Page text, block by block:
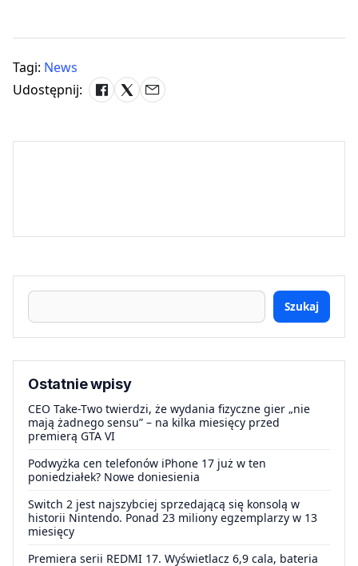
Tagi: News
Udostępnij:
Szukaj
Ostatnie wpisy
CEO Take-Two twierdzi, że wydania fizyczne gier „nie
mają żadnego sensu” – na kilka miesięcy przed
premierą GTA VI
Podwyżka cen telefonów iPhone 17 już w ten
poniedziałek? Nowe doniesienia
Switch 2 jest najszybciej sprzedającą się konsolą w
historii Nintendo. Ponad 23 miliony egzemplarzy w 13
miesięcy
Premiera serii REDMI 17. Wyświetlacz 6,9 cala, bateria